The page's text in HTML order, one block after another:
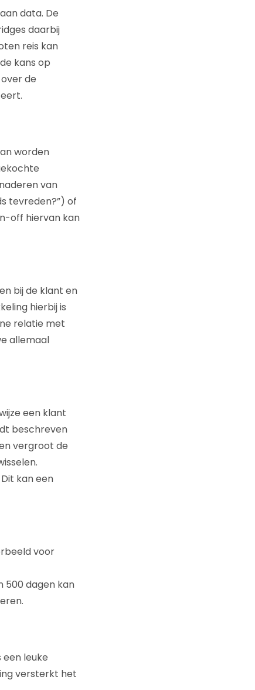
data. De
daarbij
reis kan
kans op
de
worden
van
tevreden?”) of
off hiervan kan
bij de klant en
hierbij is
relatie met
allemaal
een klant
beschreven
vergroot de
Dit kan een
voor
500 dagen kan
leuke
versterkt het